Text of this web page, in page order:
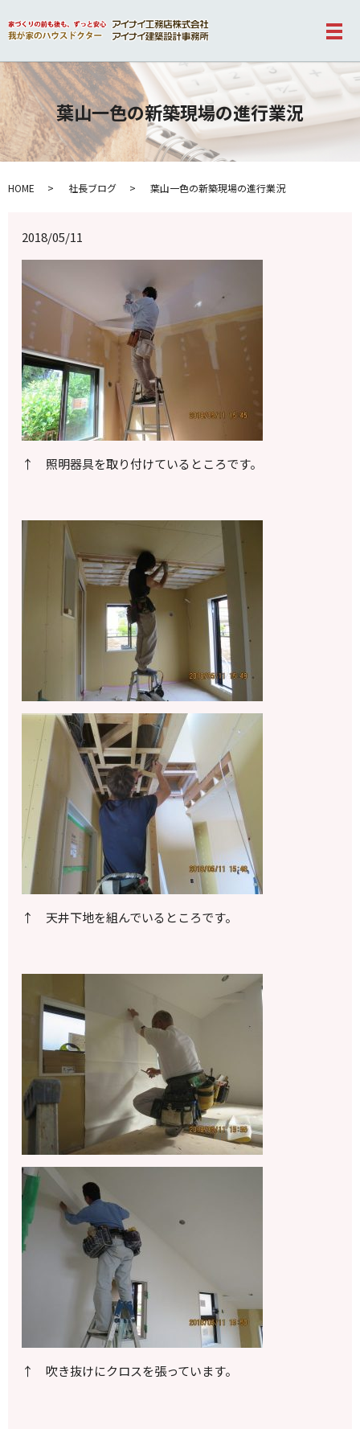
メ
葉山一色の新築現場の進行業況
HOME 社長ブログ 葉山一色の新築現場の進行業況
2018/05/11
↑ 照明器具を取り付けているところです。
↑ 天井下地を組んでいるところです。
↑ 吹き抜けにクロスを張っています。